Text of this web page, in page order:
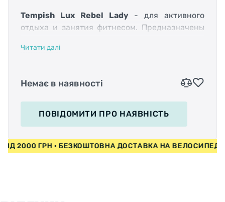
Tempish Lux Rebel Lady- для активного
отдыха и занятия фитнесом. Предназначены
роллеров. Уникальной особенностью данной
внешнего вида за счет комбинирования
различного цвета шнурков и стильных
аксессуаров, которые крепятся к ботинку на
липучке. Таким образом, Вы получаете 12
цветовых решений под любой стиль одежды.
Читати далі
Немає в наявності
ПОВІДОМИТИ ПРО НАЯВНІСТЬ
ВІД 2000 ГРН • БЕЗКОШТОВНА ДОСТАВКА НА